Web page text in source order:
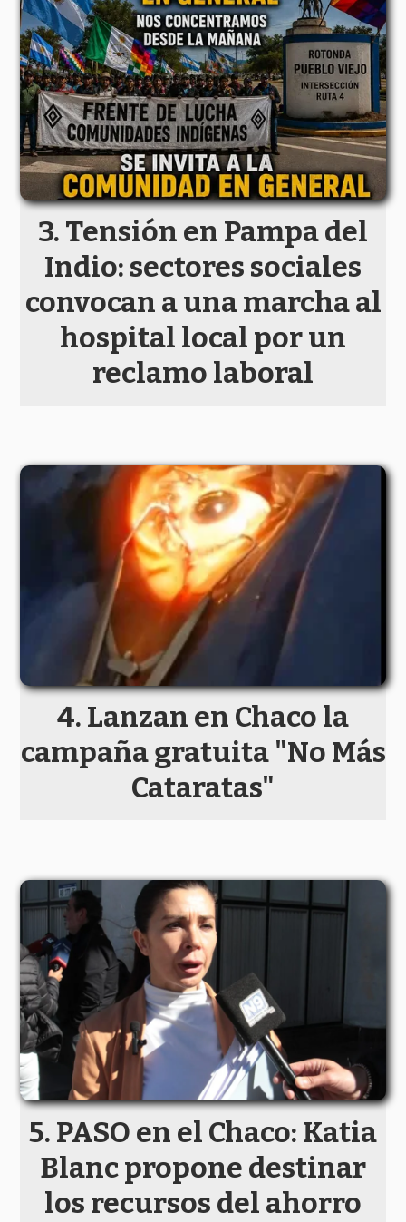
Tensión en Pampa del
Indio: sectores sociales
convocan a una marcha al
hospital local por un
reclamo laboral
Lanzan en Chaco la
campaña gratuita "No Más
Cataratas"
PASO en el Chaco: Katia
Blanc propone destinar
los recursos del ahorro